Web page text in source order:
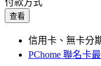
付款方式
查看
信用卡、無卡分
PChome 聯名卡